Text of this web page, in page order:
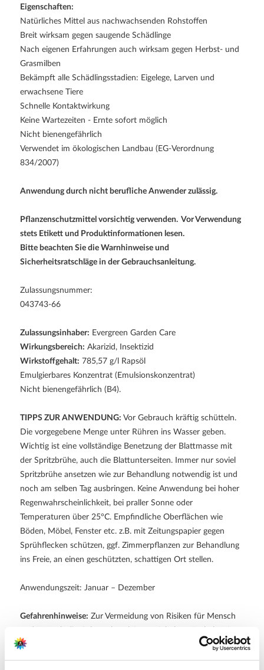
Eigenschaften:
Natürliches Mittel aus nachwachsenden Rohstoffen
Breit wirksam gegen saugende Schädlinge
Nach eigenen Erfahrungen auch wirksam gegen Herbst- und
Grasmilben
Bekämpft alle Schädlingsstadien: Eigelege, Larven und
erwachsene Tiere
Schnelle Kontaktwirkung
Keine Wartezeiten - Ernte sofort möglich
Nicht bienengefährlich
Verwendet im ökologischen Landbau (EG-Verordnung
834/2007)
Anwendung durch nicht berufliche Anwender zulässig.
Pflanzenschutzmittel vorsichtig verwenden. Vor Verwendung
stets Etikett und Produktinformationen lesen.
Bitte beachten Sie die Warnhinweise und
Sicherheitsratschläge in der Gebrauchsanleitung.
Zulassungsnummer:
043743-66
Zulassungsinhaber: Evergreen Garden Care
Wirkungsbereich: Akarizid, Insektizid
Wirkstoffgehalt: 785,57 g/l Rapsöl
Emulgierbares Konzentrat (Emulsionskonzentrat)
Nicht bienengefährlich (B4).
TIPPS ZUR ANWENDUNG: Vor Gebrauch kräftig schütteln.
Die vorgegebene Menge unter Rühren ins Wasser geben.
Wichtig ist eine vollständige Benetzung der Blattmasse mit
der Spritzbrühe, auch die Blattunterseiten. Immer nur soviel
Spritzbrühe ansetzen wie zur Behandlung notwendig ist und
noch am selben Tag ausbringen. Keine Anwendung bei hoher
Regenwahrscheinlichkeit, bei praller Sonne oder
Temperaturen über 25°C. Empfindliche Oberflächen wie
Böden, Möbel, Fenster etc. z.B. mit Zeitungspapier gegen
Sprühflecken schützen, ggf. Zimmerpflanzen zur Behandlung
ins Freie, an einen geschützten, schattigen Ort stellen.
Anwendungszeit: Januar – Dezember
Gefahrenhinweise: Zur Vermeidung von Risiken für Mensch
Benzisothiazol-3(2H)-on. Kann allergische Reaktionen
hervorrufen.